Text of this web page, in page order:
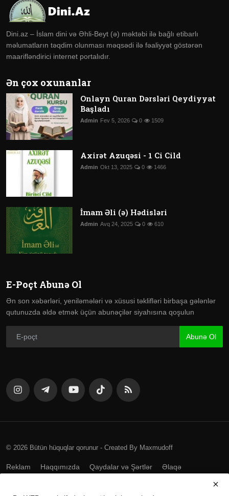
Dini.az – İslam dini və Əhli-Beyt (ə) məktəbi ilə bağlı etibarlı
məlumatların təqdim olunması məqsədi ilə fəaliyyət göstərən
maarifləndirici internet portalıdır.
Ən çox oxunanlar
Onlayn Quran Dərsləri Qeydiyyat
Başladı
Admin Fev 5, 2026 0 1509
Axirət Azuqəsi - 1 Ci Cild
Admin Okt 13, 2025 0 1466
İmam Əli (ə) Hədisləri
Admin Avq 24, 2025 0 610
E-Poçt Abunə Ol
Ən son xəbərləri, yeniləmələri və xüsusi təklifləri birbaşa gələnlər
qutunuzda əldə etmək üçün abunəçilər siyahısına qoşulun
Abunə Ol
© 2026 Bütün hüquqlar qorunur - Created By Maxmudoff
Reklam Haqqımızda Qaydalar və Şərtlər Əlaqə